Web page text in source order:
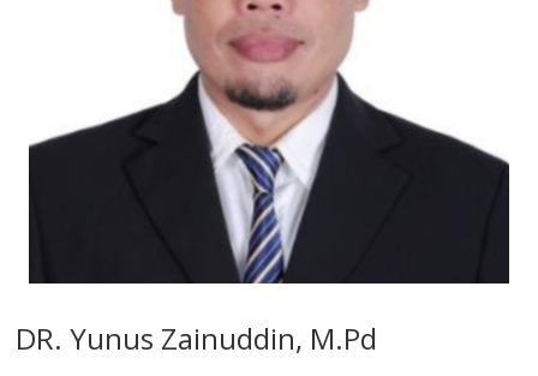
DR. Yunus Zainuddin, M.Pd